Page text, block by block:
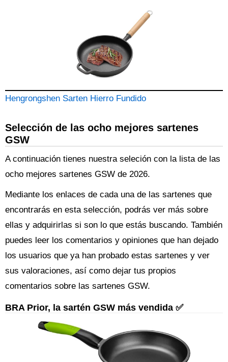
Hengrongshen Sarten Hierro Fundido
Selección de las ocho mejores sartenes
GSW
A continuación tienes nuestra seleción con la lista de las
ocho mejores sartenes GSW de 2026.
Mediante los enlaces de cada una de las sartenes que
encontrarás en esta selección, podrás ver más sobre
ellas y adquirirlas si son lo que estás buscando. También
puedes leer los comentarios y opiniones que han dejado
los usuarios que ya han probado estas sartenes y ver
sus valoraciones, así como dejar tus propios
comentarios sobre las sartenes GSW.
BRA Prior, la sartén GSW más vendida ✅